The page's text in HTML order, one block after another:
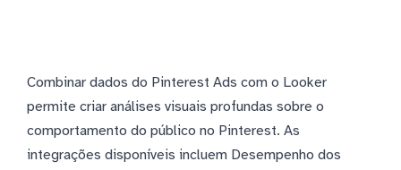
Combinar dados do Pinterest Ads com o Looker
permite criar análises visuais profundas sobre o
comportamento do público no Pinterest. As
integrações disponíveis incluem Desempenho dos